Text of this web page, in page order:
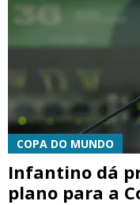
COPA DO MUNDO
Infantino dá
plano para a